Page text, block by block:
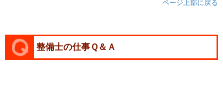
ページ上部に戻る
整備士の仕事Ｑ＆Ａ